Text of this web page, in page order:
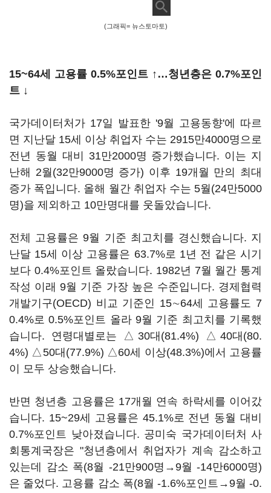
(그래픽= 뉴스토마토)
15~64세 고용률 0.5%포인트 ↑…청년층은 0.7%포인
트 ↓
국가데이터처가 17일 발표한 '9월 고용동향'에 따르
면 지난달 15세 이상 취업자 수는 2915만4000명으로
전년 동월 대비 31만2000명 증가했습니다. 이는 지
난해 2월(32만9000명 증가) 이후 19개월 만의 최대
증가 폭입니다. 올해 월간 취업자 수는 5월(24만5000
명)을 제외하고 10만명대를 웃돌았습니다.
전체 고용률은 9월 기준 최고치를 경신했습니다. 지
난달 15세 이상 고용률은 63.7%로 1년 전 같은 시기
보다 0.4%포인트 올랐습니다. 1982년 7월 월간 통계
작성 이래 9월 기준 가장 높은 수준입니다. 경제협력
개발기구(OECD) 비교 기준인 15∼64세 고용률도 7
0.4%로 0.5%포인트 올라 9월 기준 최고치를 기록했
습니다. 연령대별로는 △30대(81.4%) △40대(80.
4%) △50대(77.9%) △60세 이상(48.3%)에서 고용률
이 모두 상승했습니다.
반면 청년층 고용률은 17개월 연속 하락세를 이어갔
습니다. 15~29세 고용률은 45.1%로 전년 동월 대비
0.7%포인트 낮아졌습니다. 공미숙 국가데이터처 사
회통계국장은 "청년층에서 취업자가 계속 감소하고
있는데 감소 폭(8월 -21만900명→9월 -14만6000명)
은 줄었다. 고용률 감소 폭(8월 -1.6%포인트→9월 -0.